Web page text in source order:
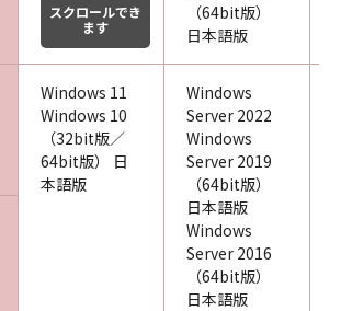
（64bit版）
日本語版
Windows 11
Windows 10
（32bit版／
64bit版） 日
本語版
Windows
Server 2022
Windows
Server 2019
（64bit版）
日本語版
Windows
Server 2016
（64bit版）
日本語版
スクロールでき
ます